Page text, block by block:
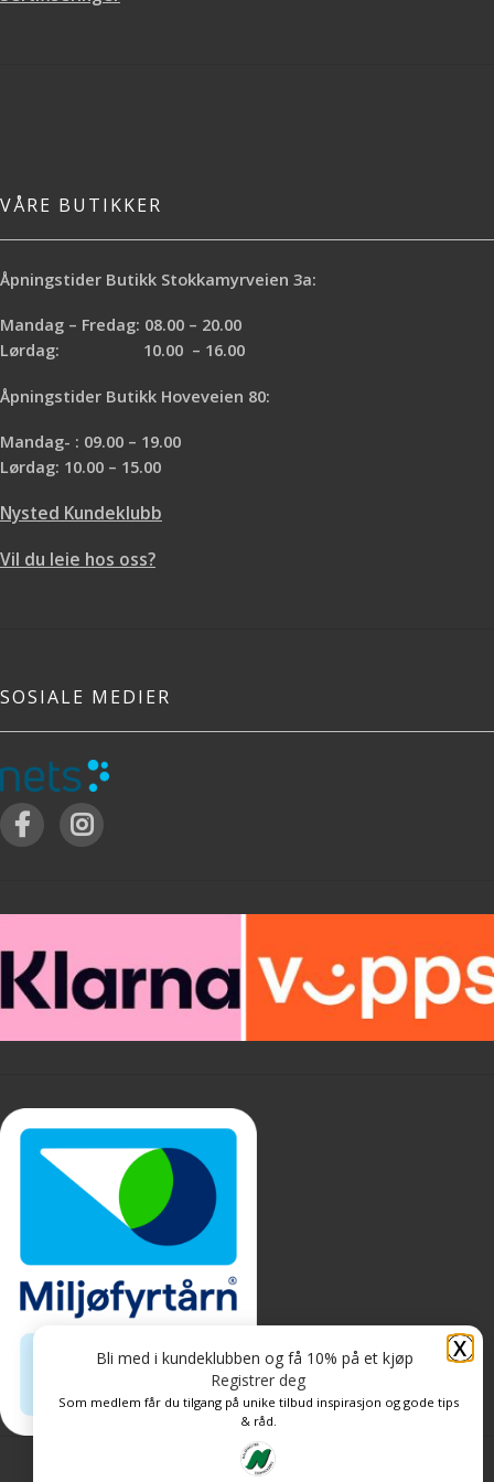
VÅRE BUTIKKER
Åpningstider Butikk Stokkamyrveien 3a:
Mandag – Fredag: 08.00 – 20.00
Lørdag: 10.00 – 16.00
Åpningstider Butikk Hoveveien 80:
Mandag- : 09.00 – 19.00
Lørdag: 10.00 – 15.00
Nysted Kundeklubb
Vil du leie hos oss?
SOSIALE MEDIER
Personvern og informasjonskapsler
X
Bli med i kundeklubben og få 10% på et kjøp
Registrer deg
Som medlem får du tilgang på unike tilbud inspirasjon og gode tips
& råd.